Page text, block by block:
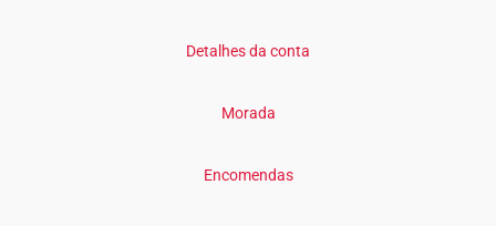
Detalhes da conta
Morada
Encomendas